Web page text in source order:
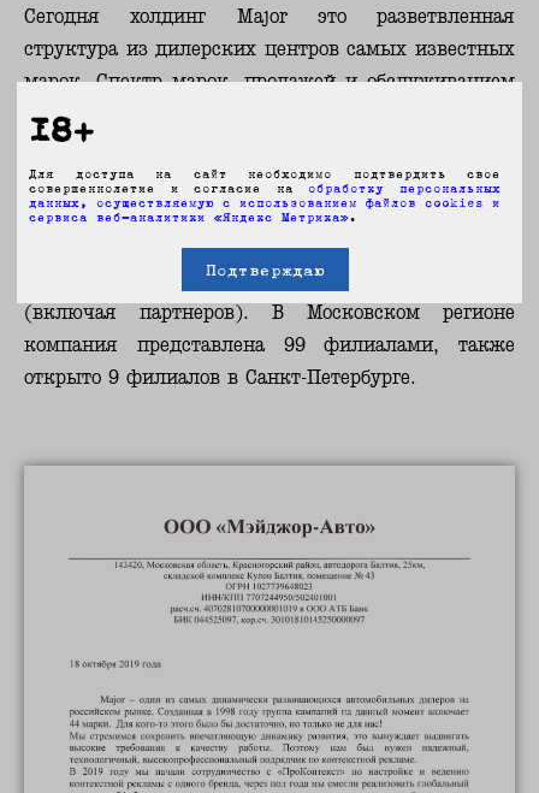
Сегодня холдинг Major это разветвленная
структура из дилерских центров самых известных
марок. Спектр марок, продажей и обслуживанием
которых они занимаются, постоянно расширяется,
компания строит новые центры и улучшает
инфраструктуру существующих.
На сегодняшний день компания Major является
официальным дилером 44 автомобильных марок
(включая партнеров). В Московском регионе
компания представлена 99 филиалами, также
открыто 9 филиалов в Санкт-Петербурге.
18+
Для доступа на сайт необходимо подтвердить свое
совершеннолетие и согласие на обработку персональных
данных, осуществляемую с использованием файлов cookies и
сервиса веб-аналитики «Яндекс Метрика».
Подтверждаю